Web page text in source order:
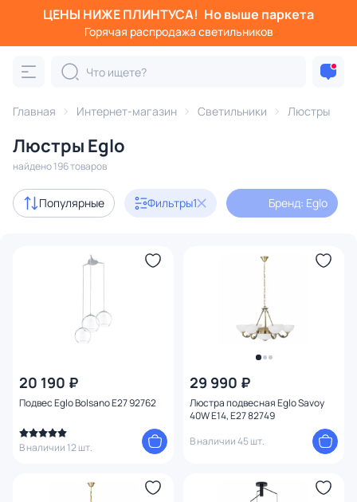
ЦЕНЫ НИЖЕ ПЛИНТУСА! Но выше паркета
Горячая распродажа светильников
Главная Интернет-магазин Светильники Люстры
Люстры Eglo
найдено 196 товаров
Популярные Фильтры1 Бренд: Eglo
20 190 ₽
Подвес Eglo Bolsano E27 92762
В наличии 12 шт.
29 990 ₽
Люстра подвесная Eglo Savoy
40W E14, E27 82749
В наличии 45 шт.
Фильтры
Категория:
подвесные потолочные
Акции 25
Дизайнерский свет 51
87
Цена
От До